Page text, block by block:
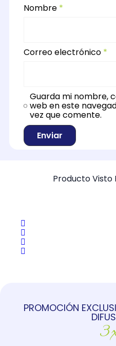
Nombre *
Correo electrónico *
Guarda mi nombre,
web en este
vez que comente.
Producto
PROMOCIÓN